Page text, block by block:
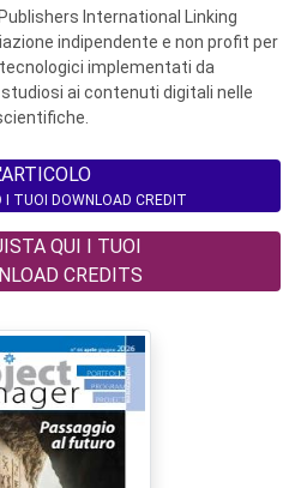
International Linking
indipendente e non profit per
implementati da
ai contenuti digitali nelle
TUOI DOWNLOAD CREDIT
QUI I TUOI
CREDITS